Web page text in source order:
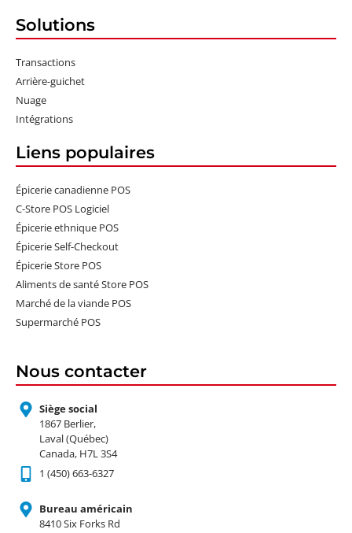
Solutions
Transactions
Arrière-guichet
Nuage
Intégrations
Liens populaires
Épicerie canadienne POS
C-Store POS Logiciel
Épicerie ethnique POS
Épicerie Self-Checkout
Épicerie Store POS
Aliments de santé Store POS
Marché de la viande POS
Supermarché POS
Nous contacter
Siège social
1867 Berlier,
Laval (Québec)
Canada, H7L 3S4
1 (450) 663-6327
Bureau américain
8410 Six Forks Rd